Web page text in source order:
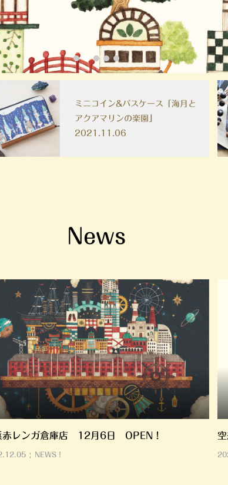
1 2 3 4 5
キーケース「おかしの街～魔女
の家とその後～」
2021.11.06
News
赤レンガ倉庫店 12月6日 OPEN！
NEWS！